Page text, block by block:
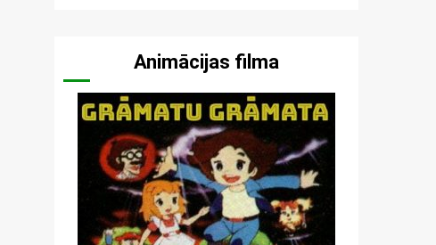
Animācijas filma